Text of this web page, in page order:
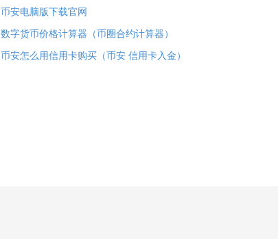
币安电脑版下载官网
数字货币价格计算器（币圈合约计算器）
币安怎么用信用卡购买（币安 信用卡入金）